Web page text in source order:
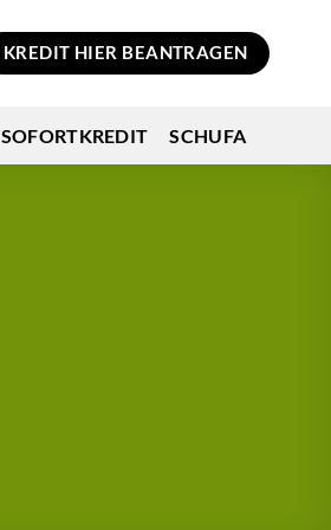
KREDIT HIER BEANTRAGEN
SOFORTKREDIT SCHUFA